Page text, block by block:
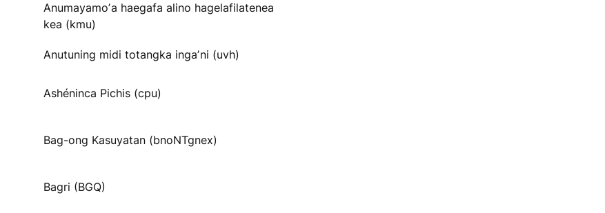
Anumayamoʼa haegafa alino hagelafilatenea
kea (kmu)
Anutuning midi totangka ingaʼni (uvh)
Ashéninca Pichis (cpu)
Bag-ong Kasuyatan (bnoNTgnex)
Bagri (BGQ)